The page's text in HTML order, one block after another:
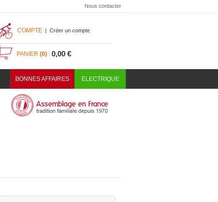
Nous contacter
COMPTE | Créer un compte
PANIER (0) : 0,00 €
BONNES AFFAIRES ELECTRIQUE